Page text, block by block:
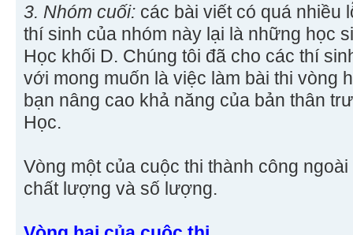
3. Nhóm cuối: các bài viết có quá nhiều
thí sinh của nhóm này lại là những học
Học khối D. Chúng tôi đã cho các thí
với mong muốn là việc làm bài thi vòng
bạn nâng cao khả năng của bản thân
Học.
Vòng một của cuộc thi thành công
chất lượng và số lượng.